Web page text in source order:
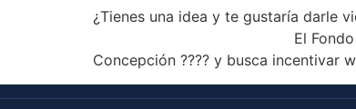
¿Tienes una idea y te gustaría darle
⠀⠀⠀⠀⠀⠀⠀⠀⠀⠀⠀⠀⠀⠀⠀⠀⠀⠀ El Fondo
Concepción ???? y busca incentivar